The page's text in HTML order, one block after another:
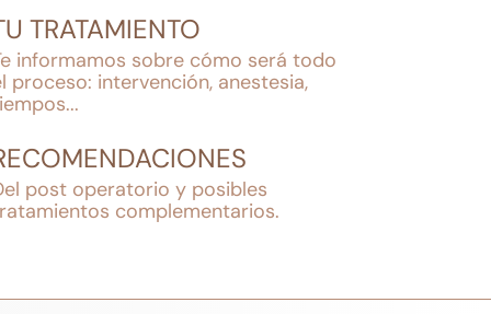
TRATAMIENTO
informamos sobre cómo será todo
proceso: intervención, anestesia,
post operatorio y posibles
complementarios.